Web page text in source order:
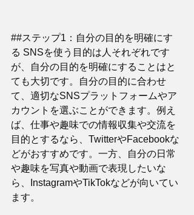
##ステップ1：自分の目的を明確にす
る SNSを使う目的は人それぞれです
が、自分の目的を明確にすることはと
ても大切です。自分の目的に合わせ
て、適切なSNSプラットフォームやア
カウントを選ぶことができます。例え
ば、仕事や趣味での情報収集や交流を
目的とするなら、TwitterやFacebookな
どがおすすめです。一方、自分の日常
や趣味を写真や動画で表現したいな
ら、InstagramやTikTokなどが向いてい
ます。